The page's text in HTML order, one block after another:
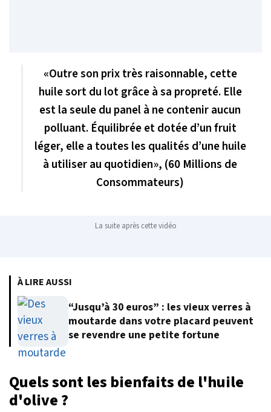
«Outre son prix très raisonnable, cette
huile sort du lot grâce à sa propreté. Elle
est la seule du panel à ne contenir aucun
polluant. Équilibrée et dotée d’un fruit
léger, elle a toutes les qualités d’une huile
à utiliser au quotidien», (60 Millions de
Consommateurs)
La suite après cette vidéo
À LIRE AUSSI
“Jusqu’à 30 euros” : les vieux verres à
moutarde dans votre placard peuvent
se revendre une petite fortune
Quels sont les bienfaits de l'huile
d'olive ?